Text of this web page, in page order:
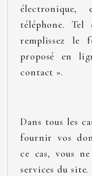
téléphone. Tel
remplissez le
proposé en
contact ».
Dans tous les
fournir vos
ce cas, vous
services du site.